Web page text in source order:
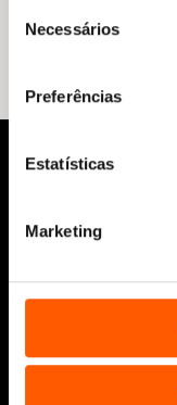
Necessários
Preferências
Estatísticas
Marketing